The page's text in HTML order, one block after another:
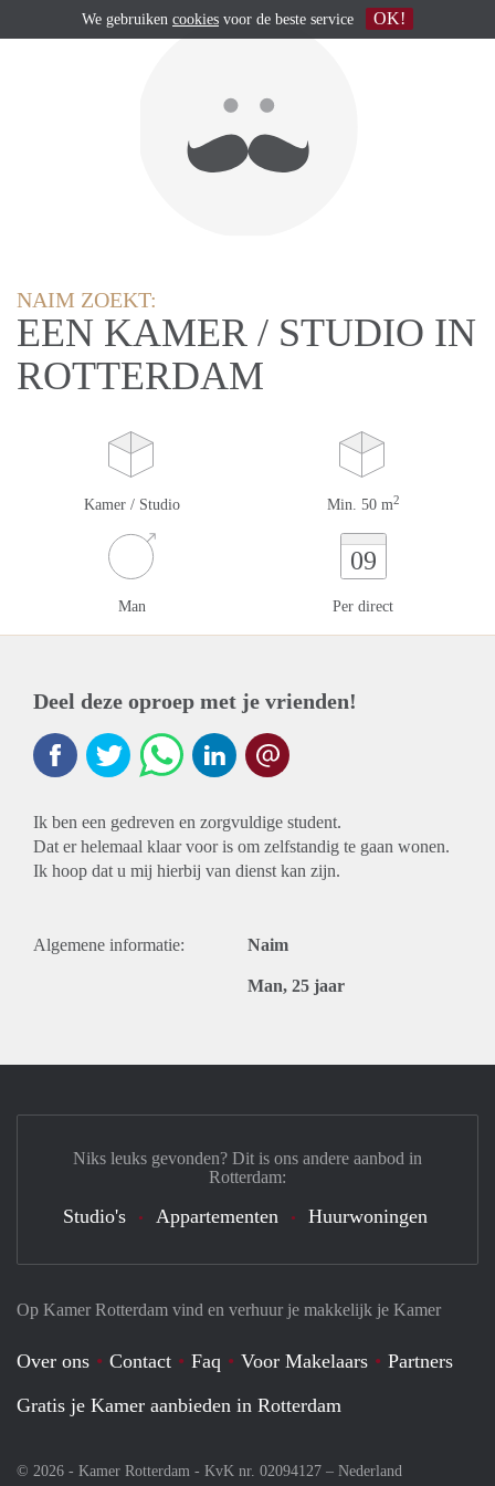
NAIM ZOEKT:
EEN KAMER / STUDIO IN
ROTTERDAM
Kamer / Studio Min. 50 m2
Man
09
Per direct
Deel deze oproep met je vrienden!
Ik ben een gedreven en zorgvuldige student.
Dat er helemaal klaar voor is om zelfstandig te gaan wonen.
Ik hoop dat u mij hierbij van dienst kan zijn.
Algemene informatie: Naim
Man, 25 jaar
Op Kamer Rotterdam vind en verhuur je makkelijk je Kamer
Over ons Contact Faq Voor Makelaars
Partners
Gratis je Kamer aanbieden in Rotterdam
© 2026 - Kamer Rotterdam - KvK nr. 02094127 – Nederland
Niks leuks gevonden? Dit is ons andere aanbod in
Rotterdam:
Studio's Appartementen Huurwoningen
We gebruiken cookies voor de beste service OK!